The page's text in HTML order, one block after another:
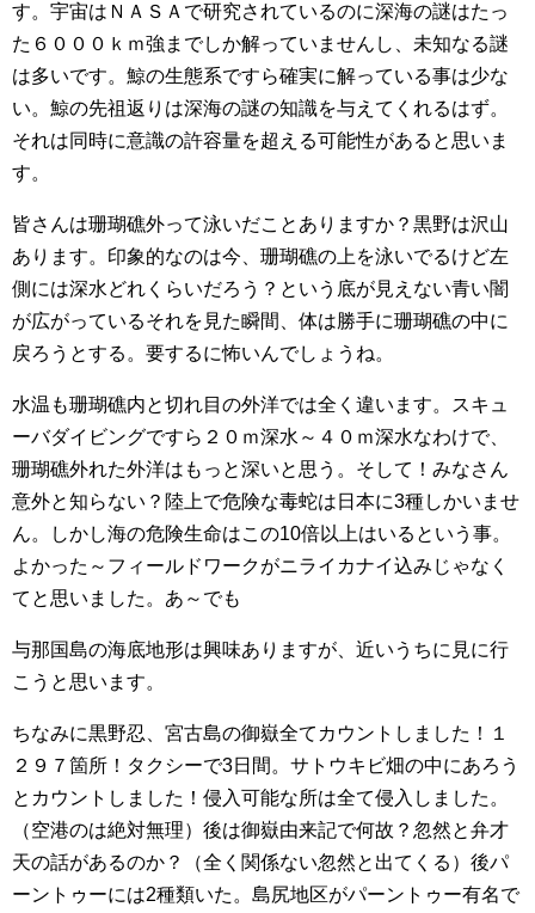
す。宇宙はＮＡＳＡで研究されているのに深海の謎はたっ
た６０００ｋｍ強までしか解っていませんし、未知なる謎
は多いです。鯨の生態系ですら確実に解っている事は少な
い。鯨の先祖返りは深海の謎の知識を与えてくれるはず。
それは同時に意識の許容量を超える可能性があると思いま
す。
皆さんは珊瑚礁外って泳いだことありますか？黒野は沢山
あります。印象的なのは今、珊瑚礁の上を泳いでるけど左
側には深水どれくらいだろう？という底が見えない青い闇
が広がっているそれを見た瞬間、体は勝手に珊瑚礁の中に
戻ろうとする。要するに怖いんでしょうね。
水温も珊瑚礁内と切れ目の外洋では全く違います。スキュ
ーバダイビングですら２０ｍ深水～４０ｍ深水なわけで、
珊瑚礁外れた外洋はもっと深いと思う。そして！みなさん
意外と知らない？陸上で危険な毒蛇は日本に3種しかいませ
ん。しかし海の危険生命はこの10倍以上はいるという事。
よかった～フィールドワークがニライカナイ込みじゃなく
てと思いました。あ～でも
与那国島の海底地形は興味ありますが、近いうちに見に行
こうと思います。
ちなみに黒野忍、宮古島の御嶽全てカウントしました！１
２９７箇所！タクシーで3日間。サトウキビ畑の中にあろう
とカウントしました！侵入可能な所は全て侵入しました。
（空港のは絶対無理）後は御嶽由来記で何故？忽然と弁才
天の話があるのか？（全く関係ない忽然と出てくる）後パ
ーントゥーには2種類いた。島尻地区がパーントゥー有名で